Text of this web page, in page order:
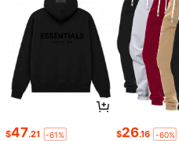
$47.21 -61% $26.16 -60%